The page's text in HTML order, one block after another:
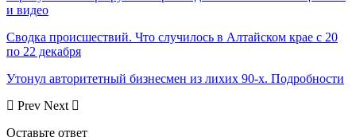
и видео
Сводка происшествий. Что случилось в Алтайском крае с 20
по 22 декабря
Утонул авторитетный бизнесмен из лихих 90-х. Подробности
Prev Next
Оставьте ответ